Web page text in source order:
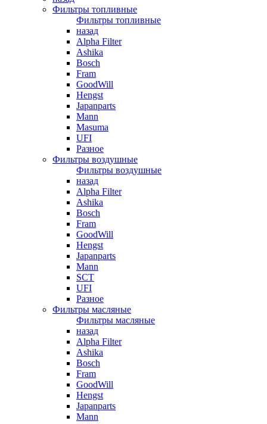
Фильтры топливные
Фильтры топливные
назад
Alpha Filter
Ashika
Bosch
Fram
GoodWill
Hengst
Japanparts
Mann
Masuma
UFI
Разное
Фильтры воздушные
Фильтры воздушные
назад
Alpha Filter
Ashika
Bosch
Fram
GoodWill
Hengst
Japanparts
Mann
SCT
UFI
Разное
Фильтры масляные
Фильтры масляные
назад
Alpha Filter
Ashika
Bosch
Fram
GoodWill
Hengst
Japanparts
Mann